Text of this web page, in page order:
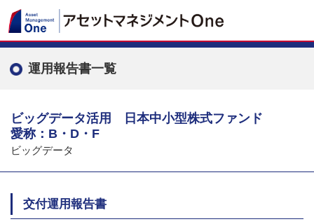
運用報告書一覧
ビッグデータ活用 日本中小型株式ファンド
愛称：B・D・F
ビッグデータ
交付運用報告書